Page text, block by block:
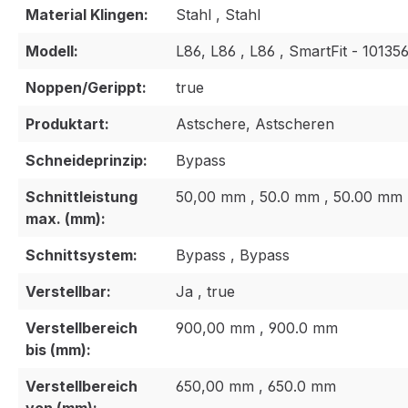
Material Klingen:
Stahl , Stahl
Modell:
L86, L86 , L86 , SmartFit -
Noppen/Gerippt:
true
Produktart:
Astschere, Astscheren
Schneideprinzip:
Bypass
Schnittleistung
max. (mm):
50,00 mm , 50.0 mm , 50.00 mm
Schnittsystem:
Bypass , Bypass
Verstellbar:
Ja , true
Verstellbereich
bis (mm):
900,00 mm , 900.0 mm
Verstellbereich
650,00 mm , 650.0 mm